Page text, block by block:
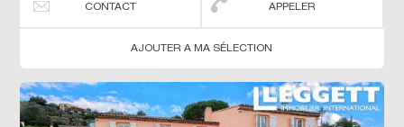
CONTACT APPELER
AJOUTER A MA SÉLECTION